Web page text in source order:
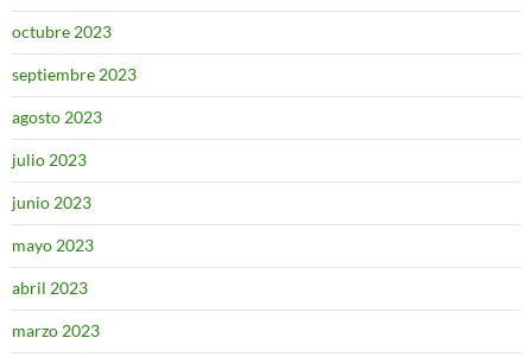
octubre 2023
septiembre 2023
agosto 2023
julio 2023
junio 2023
mayo 2023
abril 2023
marzo 2023